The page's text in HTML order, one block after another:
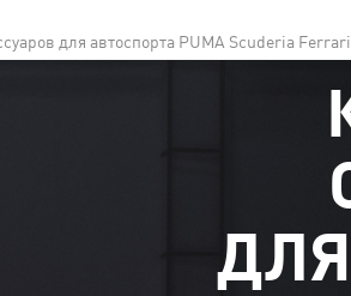
для автоспорта PUMA Scuderia